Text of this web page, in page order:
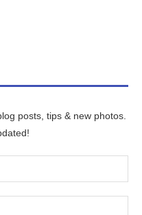
posts, tips & new photos.